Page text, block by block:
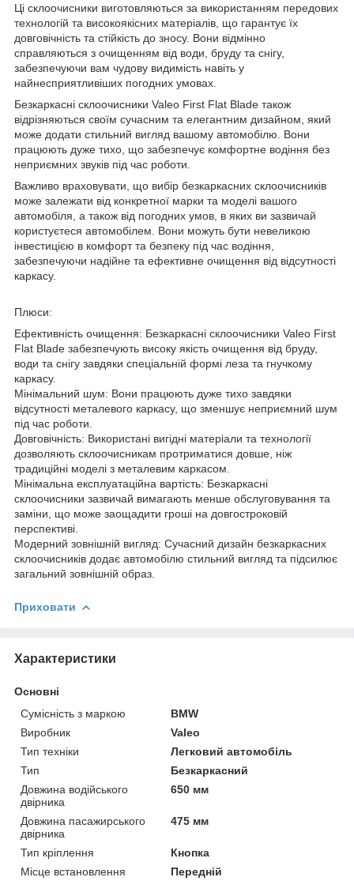
Ці склоочисники виготовляються за використанням передових
технологій та високоякісних матеріалів, що гарантує їх
довговічність та стійкість до зносу. Вони відмінно
справляються з очищенням від води, бруду та снігу,
забезпечуючи вам чудову видимість навіть у
найнесприятливіших погодних умовах.
Безкаркасні склоочисники Valeo First Flat Blade також
відрізняються своїм сучасним та елегантним дизайном, який
може додати стильний вигляд вашому автомобілю. Вони
працюють дуже тихо, що забезпечує комфортне водіння без
неприємних звуків під час роботи.
Важливо враховувати, що вибір безкаркасних склоочисників
може залежати від конкретної марки та моделі вашого
автомобіля, а також від погодних умов, в яких ви зазвичай
користуєтеся автомобілем. Вони можуть бути невеликою
інвестицією в комфорт та безпеку під час водіння,
забезпечуючи надійне та ефективне очищення від відсутності
каркасу.
Плюси:
Ефективність очищення: Безкаркасні склоочисники Valeo First
Flat Blade забезпечують високу якість очищення від бруду,
води та снігу завдяки спеціальній формі леза та гнучкому
каркасу.
Мінімальний шум: Вони працюють дуже тихо завдяки
відсутності металевого каркасу, що зменшує неприємний шум
під час роботи.
Довговічність: Використані вигідні матеріали та технології
дозволяють склоочисникам протриматися довше, ніж
традиційні моделі з металевим каркасом.
Мінімальна експлуатаційна вартість: Безкаркасні
склоочисники зазвичай вимагають менше обслуговування та
заміни, що може заощадити гроші на довгостроковій
перспективі.
Модерний зовнішній вигляд: Сучасний дизайн безкаркасних
склоочисників додає автомобілю стильний вигляд та підсилює
загальний зовнішній образ.
Приховати
Характеристики
Основні
Сумісність з маркою
BMW
Виробник
Valeo
Тип техніки
Легковий автомобіль
Тип
Безкаркасний
Довжина водійського
двірника
650 мм
Довжина пасажирського
двірника
475 мм
Тип кріплення
Кнопка
Місце встановлення
Передній